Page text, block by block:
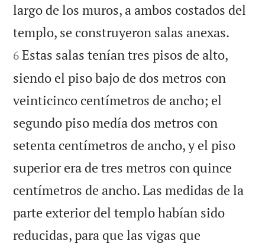
largo de los muros, a ambos costados del
templo, se construyeron salas anexas.
6 Estas salas tenían tres pisos de alto,
siendo el piso bajo de dos metros con
veinticinco centímetros de ancho; el
segundo piso medía dos metros con
setenta centímetros de ancho, y el piso
superior era de tres metros con quince
centímetros de ancho. Las medidas de la
parte exterior del templo habían sido
reducidas, para que las vigas que